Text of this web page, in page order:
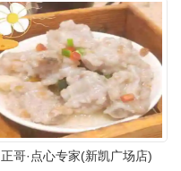
正哥·点心专家(新凯广场店)